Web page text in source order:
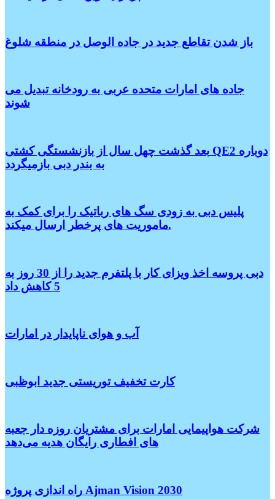
باز شدن تقاطع جدید در جاده الوصل در منطقه شلوغ
جاده های امارات متحده عربی به رودخانه تبدیل می
شوند
بعد گذشت چهل سال از بازنشستگی کشتی QE2 دوباره
به بندر دبی بازمیگردد
پلیس دبی به زودی سگ های رباتیک را برای کمک به
ماموریت های پرخطر ارسال میکند.
دبی پروسه اخذ ویزای کار با پلتفرم جدید را از 30 روز به
5 کاهش داد
آب و هوای ناپایدار در امارات
کارت تخفیف توریستی جدید ابوظبی
شرکت هواپیمایی امارات برای مشتریان روزه دار جعبه
های افطاری رایگان هدیه می‌دهد
راه اندازی پروژه Ajman Vision 2030